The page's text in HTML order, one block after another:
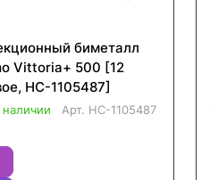
биметалл
Vittoria+ 500 [12
НС-1105487]
наличии Арт. НС-1105487